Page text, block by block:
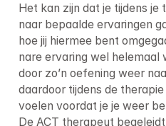
Het kan zijn dat je tijdens
naar bepaalde ervaringen
hoe jij hiermee bent
nare ervaring wel
door zo’n oefening weer
daardoor tijdens de
voelen voordat je je weer
De ACT therapeut